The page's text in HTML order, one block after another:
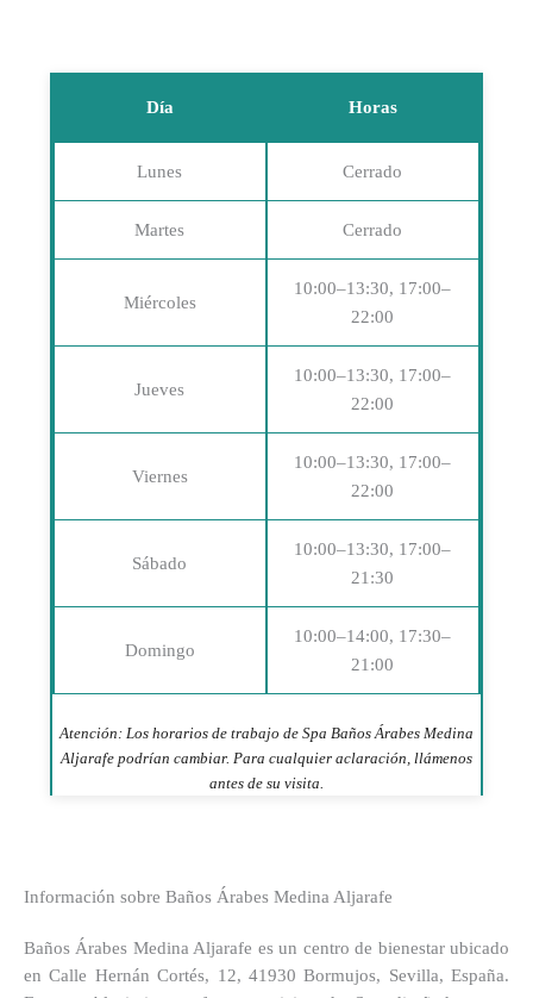
Día Horas
Lunes Cerrado
Martes Cerrado
Miércoles
10:00–13:30, 17:00–
22:00
Jueves
10:00–13:30, 17:00–
22:00
Viernes
10:00–13:30, 17:00–
22:00
Sábado
10:00–13:30, 17:00–
21:30
Domingo
10:00–14:00, 17:30–
21:00
Atención: Los horarios de trabajo de Spa Baños Árabes Medina
Aljarafe podrían cambiar. Para cualquier aclaración, llámenos
antes de su visita.
Información sobre Baños Árabes Medina Aljarafe
Baños Árabes Medina Aljarafe es un centro de bienestar ubicado
en Calle Hernán Cortés, 12, 41930 Bormujos, Sevilla, España.